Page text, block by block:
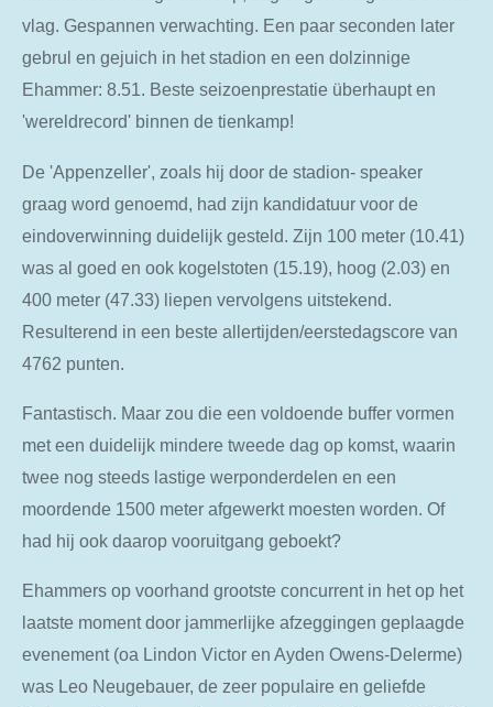
vlag. Gespannen verwachting. Een paar seconden later
gebrul en gejuich in het stadion en een dolzinnige
Ehammer: 8.51. Beste seizoenprestatie überhaupt en
'wereldrecord' binnen de tienkamp!
De 'Appenzeller', zoals hij door de stadion- speaker
graag word genoemd, had zijn kandidatuur voor de
eindoverwinning duidelijk gesteld. Zijn 100 meter (10.41)
was al goed en ook kogelstoten (15.19), hoog (2.03) en
400 meter (47.33) liepen vervolgens uitstekend.
Resulterend in een beste allertijden/eerstedagscore van
4762 punten.
Fantastisch. Maar zou die een voldoende buffer vormen
met een duidelijk mindere tweede dag op komst, waarin
twee nog steeds lastige werponderdelen en een
moordende 1500 meter afgewerkt moesten worden. Of
had hij ook daarop vooruitgang geboekt?
Ehammers op voorhand grootste concurrent in het op het
laatste moment door jammerlijke afzeggingen geplaagde
evenement (oa Lindon Victor en Ayden Owens-Delerme)
was Leo Neugebauer, de zeer populaire en geliefde